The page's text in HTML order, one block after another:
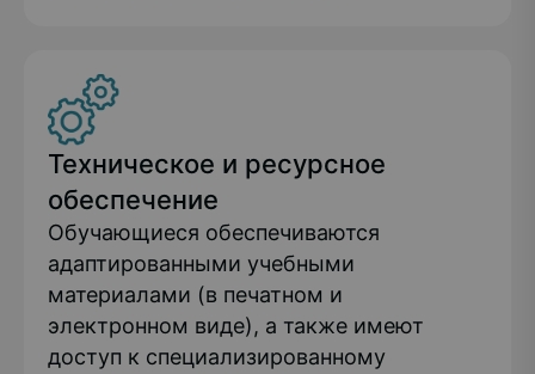
Техническое и ресурсное
обеспечение
Обучающиеся обеспечиваются
адаптированными учебными
материалами (в печатном и
электронном виде), а также имеют
доступ к специализированному